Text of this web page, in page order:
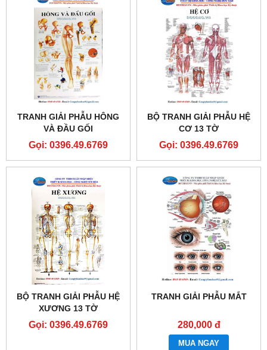
TRANH GIẢI PHẪU HÔNG
VÀ ĐẦU GỐI
Gọi: 0396.49.6769
BỘ TRANH GIẢI PHẪU HỆ
CƠ 13 TỜ
Gọi: 0396.49.6769
BỘ TRANH GIẢI PHẪU HỆ
XƯƠNG 13 TỜ
Gọi: 0396.49.6769
TRANH GIẢI PHẪU MẮT
280,000 đ
MUA NGAY